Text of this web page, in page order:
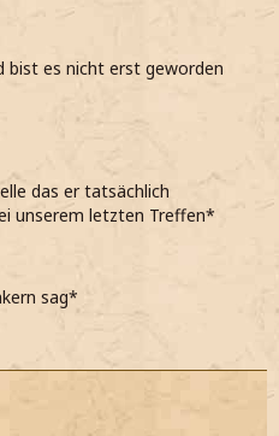
bist es nicht erst geworden
das er tatsächlich
unserem letzten Treffen*
sag*